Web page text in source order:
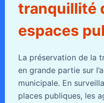
tranquillité
espaces
La préservation de la
en grande partie sur
municipale. En
places publiques, les